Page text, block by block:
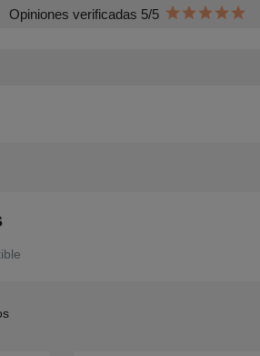
Opiniones verificadas 5/5